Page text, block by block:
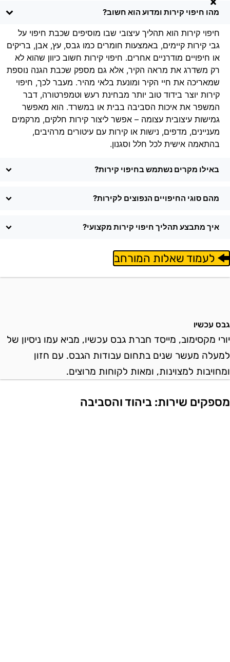
מהו חיפוי קירות ומדוע הוא חשוב?
חיפוי קירות הוא תהליך עיצובי שבו מוסיפים שכבת חיפוי על
גבי קירות קיימים, באמצעות חומרים כמו גבס, עץ, אבן, בריקים
או חיפויים מודרניים אחרים. חיפוי קירות חשוב כיוון שהוא לא
רק משדרג את מראה הקיר, אלא גם מספק שכבת הגנה נוספת
שמאריכה את חיי הקיר ומונעת בלאי מהיר. מעבר לכך, חיפוי
קירות יוצר בידוד טוב יותר מבחינת רעש וטמפרטורה, דבר
המשפר את איכות הסביבה בבית או במשרד. הוא מאפשר
גמישות עיצובית עצומה – אפשר ליצור קירות חלקים, מרקמים
מעניינים, מדפים, נישות או קירות עם עיטורים מרהיבים,
בהתאמה אישית לכל חלל וסגנון.
באילו מקרים נשתמש בחיפוי קירות?
מהם סוגי החיפויים הנפוצים לקירות?
איך מתבצע תהליך חיפוי קירות מקצועי?
לעמוד שאלות המורחב
עכשיו
מקסימוב, מייסד חברת גבס עכשיו, מביא עמו ניסיון של
מעשר שנים בתחום עבודות הגבס. עם חזון
למצוינות, ומאות לקוחות מרוצים.
שירות: ביהוד והסביבה